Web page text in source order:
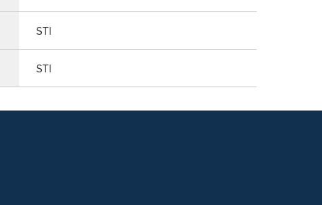
STI
STI